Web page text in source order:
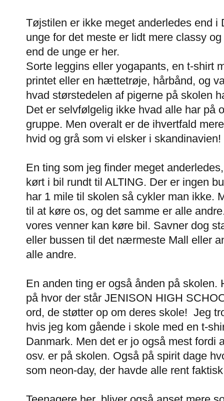
Tøjstilen er ikke meget anderledes end i
unge for det meste er lidt mere classy
end de unge er her.
Sorte leggins eller yogapants, en t-shirt
printet eller en hættetrøje, hårbånd, og
hvad størstedelen af pigerne på skolen
Det er selvfølgelig ikke hvad alle har på
gruppe. Men overalt er de ihvertfald
hvid og grå som vi elsker i skandinavien!
En ting som jeg finder meget
kørt i bil rundt til ALTING. Der er ingen
har 1 mile til skolen så cykler man ikke.
til at køre os, og det samme er alle
vores venner kan køre bil. Savner dog
eller bussen til det nærmeste Mall eller
alle andre.
En anden ting er også ånden på
på hvor der står JENISON HIGH
ord, de støtter op om deres skole! Jeg
hvis jeg kom gående i skole med en t-
Danmark. Men det er jo også mest fordi
osv. er på skolen. Også på spirit dage
som neon-day, der havde alle rent